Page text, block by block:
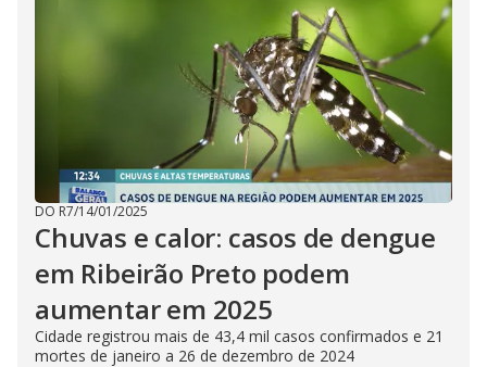
DO R7/14/01/2025
Chuvas e calor: casos de dengue
em Ribeirão Preto podem
aumentar em 2025
Cidade registrou mais de 43,4 mil casos confirmados e 21
mortes de janeiro a 26 de dezembro de 2024